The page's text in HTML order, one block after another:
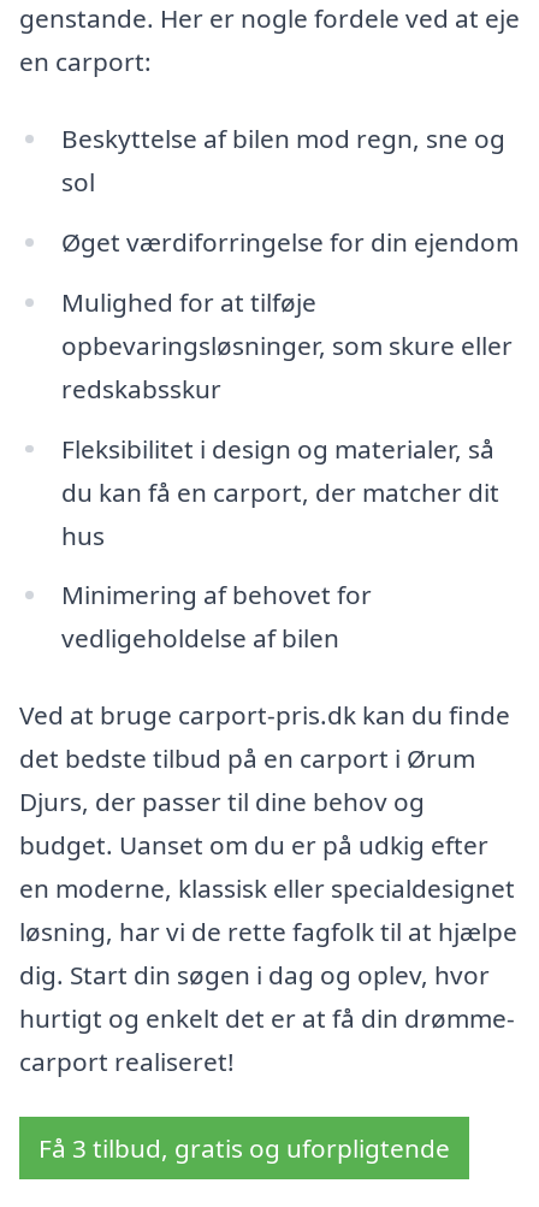
genstande. Her er nogle fordele ved at eje
en carport:
Beskyttelse af bilen mod regn, sne og
sol
Øget værdiforringelse for din ejendom
Mulighed for at tilføje
opbevaringsløsninger, som skure eller
redskabsskur
Fleksibilitet i design og materialer, så
du kan få en carport, der matcher dit
hus
Minimering af behovet for
vedligeholdelse af bilen
Ved at bruge carport-pris.dk kan du finde
det bedste tilbud på en carport i Ørum
Djurs, der passer til dine behov og
budget. Uanset om du er på udkig efter
en moderne, klassisk eller specialdesignet
løsning, har vi de rette fagfolk til at hjælpe
dig. Start din søgen i dag og oplev, hvor
hurtigt og enkelt det er at få din drømme-
carport realiseret!
Få 3 tilbud, gratis og uforpligtende